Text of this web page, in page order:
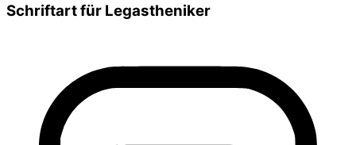
Schriftart für Legastheniker